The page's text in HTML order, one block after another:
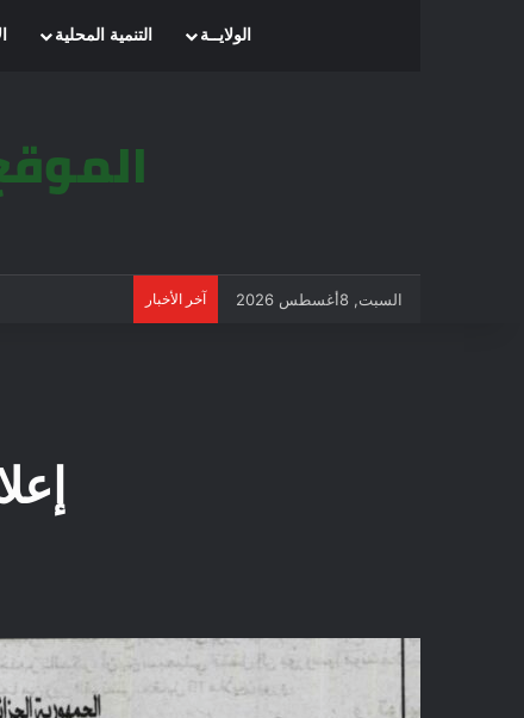
الرئيسيةالولايــة التنمية المحلية
السبت, 8أغسطس 2026 آخر الأخبار